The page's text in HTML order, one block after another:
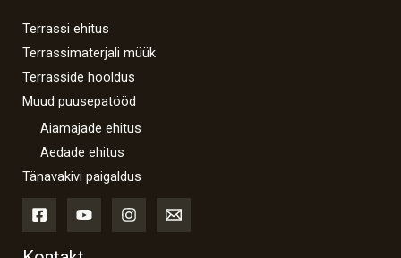
Terrassi ehitus
Terrassimaterjali müük
Terrasside hooldus
Muud puusepatööd
Aiamajade ehitus
Aedade ehitus
Tänavakivi paigaldus